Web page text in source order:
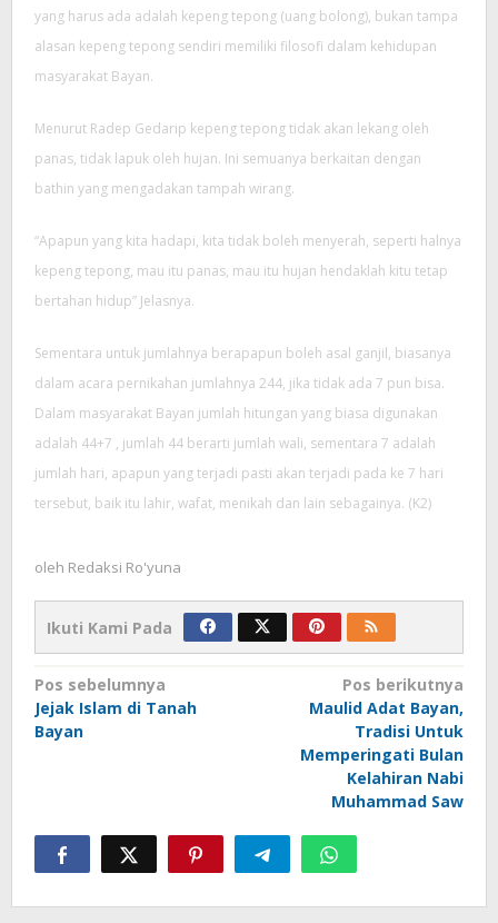
yang harus ada adalah kepeng tepong (uang bolong), bukan tampa
alasan kepeng tepong sendiri memiliki filosofi dalam kehidupan
masyarakat Bayan.
Menurut Radep Gedarip kepeng tepong tidak akan lekang oleh
panas, tidak lapuk oleh hujan. Ini semuanya berkaitan dengan
bathin yang mengadakan tampah wirang.
“Apapun yang kita hadapi, kita tidak boleh menyerah, seperti halnya
kepeng tepong, mau itu panas, mau itu hujan hendaklah kitu tetap
bertahan hidup” Jelasnya.
Sementara untuk jumlahnya berapapun boleh asal ganjil, biasanya
dalam acara pernikahan jumlahnya 244, jika tidak ada 7 pun bisa.
Dalam masyarakat Bayan jumlah hitungan yang biasa digunakan
adalah 44+7 , jumlah 44 berarti jumlah wali, sementara 7 adalah
jumlah hari, apapun yang terjadi pasti akan terjadi pada ke 7 hari
tersebut, baik itu lahir, wafat, menikah dan lain sebagainya. (K2)
oleh Redaksi Ro'yuna
Ikuti Kami Pada
Navigasi
pos
Pos sebelumnya
Jejak Islam di Tanah
Bayan
Pos berikutnya
Maulid Adat Bayan,
Tradisi Untuk
Memperingati Bulan
Kelahiran Nabi
Muhammad Saw